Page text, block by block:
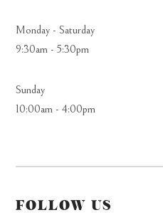
Monday - Saturday
9:30am - 5:30pm
Sunday
10:00am - 4:00pm
FOLLOW US